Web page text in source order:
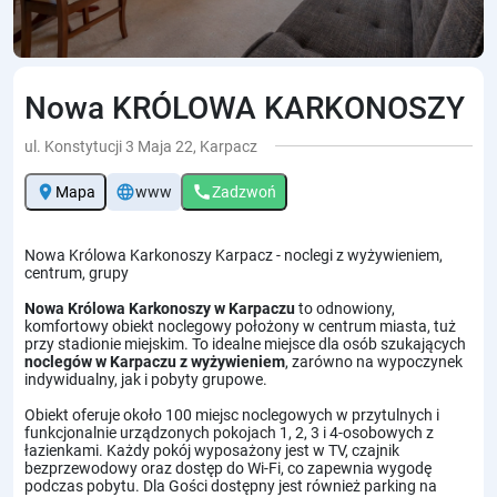
Nowa KRÓLOWA KARKONOSZY
ul. Konstytucji 3 Maja 22, Karpacz
location_on Mapa languagewww callZadzwoń
Nowa Królowa Karkonoszy Karpacz - noclegi z wyżywieniem,
centrum, grupy
Nowa Królowa Karkonoszy w Karpaczuto odnowiony,
komfortowy obiekt noclegowy położony w centrum miasta, tuż
przy stadionie miejskim. To idealne miejsce dla osób szukających
noclegów w Karpaczu z wyżywieniem, zarówno na wypoczynek
indywidualny, jak i pobyty grupowe.
Obiekt oferuje około 100 miejsc noclegowych w przytulnych i
funkcjonalnie urządzonych pokojach 1, 2, 3 i 4-osobowych z
łazienkami. Każdy pokój wyposażony jest w TV, czajnik
bezprzewodowy oraz dostęp do Wi-Fi, co zapewnia wygodę
podczas pobytu. Dla Gości dostępny jest również parking na